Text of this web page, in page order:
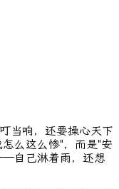
当响，还要操心天下
么这么惨"，而是"安
自己淋着雨，还想